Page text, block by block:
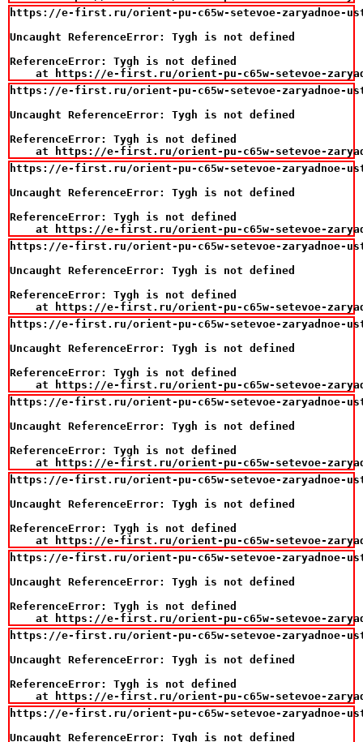
https://e-first.ru/orient-pu-c65w-setevoe-zaryadnoe-
Uncaught ReferenceError: Tygh is not defined
ReferenceError: Tygh is not defined
at https://e-first.ru/orient-pu-c65w-setevoe-
https://e-first.ru/orient-pu-c65w-setevoe-zaryadnoe-
Uncaught ReferenceError: Tygh is not defined
ReferenceError: Tygh is not defined
at https://e-first.ru/orient-pu-c65w-setevoe-
https://e-first.ru/orient-pu-c65w-setevoe-zaryadnoe-
Uncaught ReferenceError: Tygh is not defined
ReferenceError: Tygh is not defined
at https://e-first.ru/orient-pu-c65w-setevoe-
https://e-first.ru/orient-pu-c65w-setevoe-zaryadnoe-
Uncaught ReferenceError: Tygh is not defined
ReferenceError: Tygh is not defined
at https://e-first.ru/orient-pu-c65w-setevoe-
https://e-first.ru/orient-pu-c65w-setevoe-zaryadnoe-
Uncaught ReferenceError: Tygh is not defined
ReferenceError: Tygh is not defined
at https://e-first.ru/orient-pu-c65w-setevoe-
https://e-first.ru/orient-pu-c65w-setevoe-zaryadnoe-
Uncaught ReferenceError: Tygh is not defined
ReferenceError: Tygh is not defined
at https://e-first.ru/orient-pu-c65w-setevoe-
https://e-first.ru/orient-pu-c65w-setevoe-zaryadnoe-
Uncaught ReferenceError: Tygh is not defined
ReferenceError: Tygh is not defined
at https://e-first.ru/orient-pu-c65w-setevoe-
https://e-first.ru/orient-pu-c65w-setevoe-zaryadnoe-
Uncaught ReferenceError: Tygh is not defined
ReferenceError: Tygh is not defined
at https://e-first.ru/orient-pu-c65w-setevoe-
https://e-first.ru/orient-pu-c65w-setevoe-zaryadnoe-
Uncaught ReferenceError: Tygh is not defined
ReferenceError: Tygh is not defined
at https://e-first.ru/orient-pu-c65w-setevoe-
https://e-first.ru/orient-pu-c65w-setevoe-zaryadnoe-
Uncaught ReferenceError: Tygh is not defined